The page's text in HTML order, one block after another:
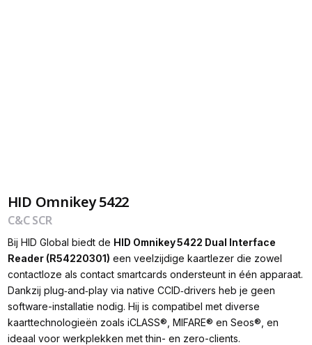
HID Omnikey 5422
C&C SCR
Bij HID Global biedt de HID Omnikey 5422 Dual Interface
Reader (R54220301) een veelzijdige kaartlezer die zowel
contactloze als contact smartcards ondersteunt in één apparaat.
Dankzij plug‑and‑play via native CCID‑drivers heb je geen
software-installatie nodig. Hij is compatibel met diverse
kaarttechnologieën zoals iCLASS®, MIFARE® en Seos®, en
ideaal voor werkplekken met thin- en zero-clients.